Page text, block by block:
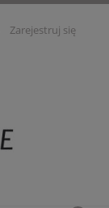
Zarejestruj się